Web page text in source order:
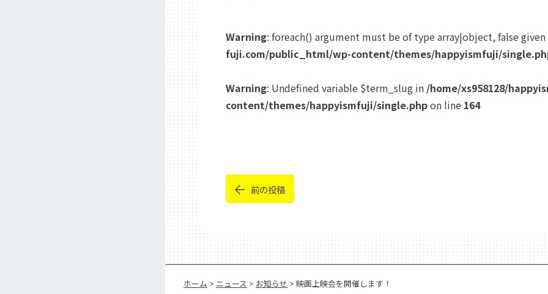
Warning: foreach() argument must be of type array|object, false
fuji.com/public_html/wp-content/themes/happyismfuji/
Warning: Undefined variable $term_slug in /home/xs958128/
content/themes/happyismfuji/single.phpon line 164
前の投稿
ホーム > ニュース > お知らせ > 映画上映会を開催します！